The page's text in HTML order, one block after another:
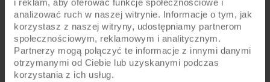
i reklam, aby oferować funkcje społecznościowe i
analizować ruch w naszej witrynie. Informacje o tym, jak
korzystasz z naszej witryny, udostępniamy partnerom
społecznościowym, reklamowym i analitycznym.
Partnerzy mogą połączyć te informacje z innymi danymi
otrzymanymi od Ciebie lub uzyskanymi podczas
korzystania z ich usług.
KOMPONENTY